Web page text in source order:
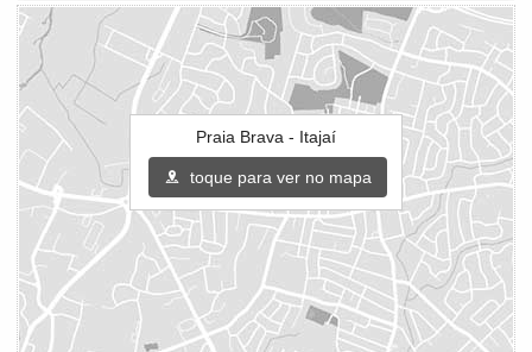
Praia Brava - Itajaí
toque para ver no mapa